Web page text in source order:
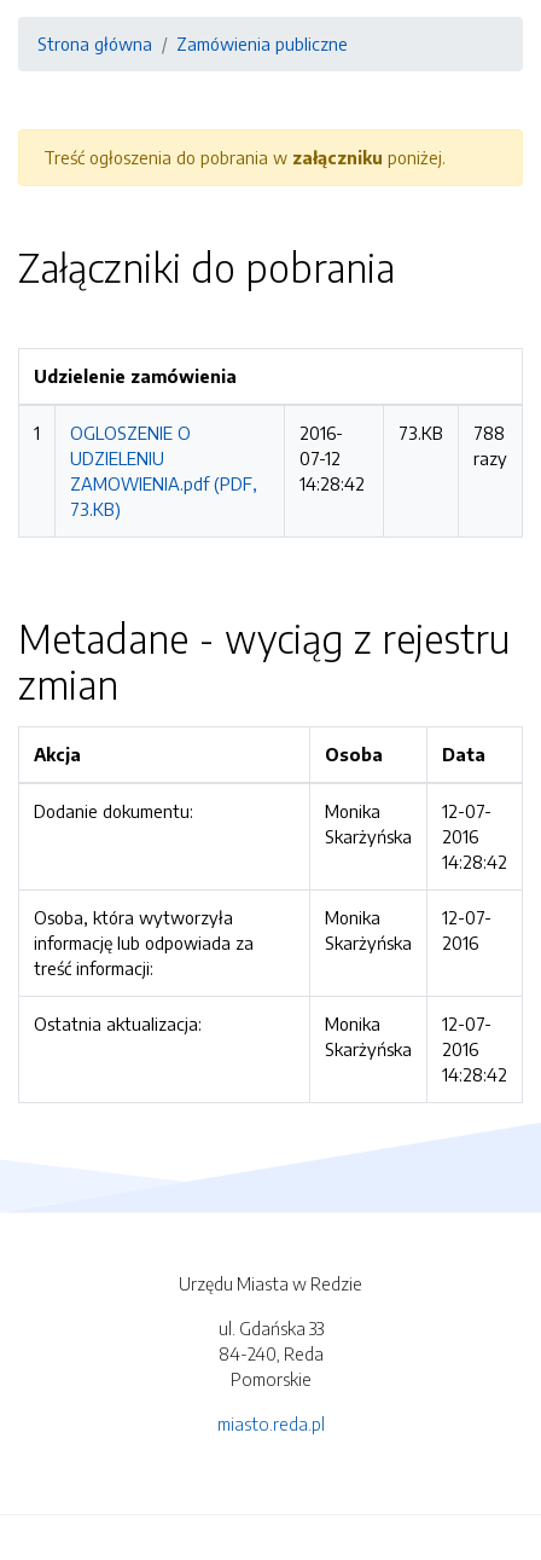
Strona główna Zamówienia publiczne
Treść ogłoszenia do pobrania w załączniku poniżej.
Załączniki do pobrania
Udzielenie zamówienia
1
OGLOSZENIE O
UDZIELENIU
ZAMOWIENIA.pdf (PDF,
73.KB)
2016-
07-12
14:28:42
73.KB
788
razy
Metadane - wyciąg z rejestru
zmian
Akcja Osoba Data
Dodanie dokumentu:
Monika
Skarżyńska
12-07-
2016
14:28:42
Osoba, która wytworzyła
informację lub odpowiada za
treść informacji:
Monika
Skarżyńska
12-07-
2016
Ostatnia aktualizacja:
Monika
Skarżyńska
12-07-
2016
14:28:42
Urzędu Miasta w Redzie
ul. Gdańska 33
84-240, Reda
Pomorskie
miasto.reda.pl